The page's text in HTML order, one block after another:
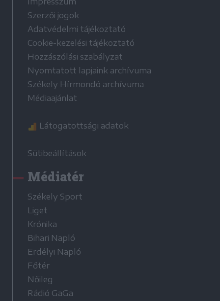
Szerzői jogok
Adatvédelmi tájékoztató
Cookie-kezelési tájékoztató
Hozzászólási szabályzat
Nyomtatott lapjaink archívuma
Székely Hírmondó archívuma
Médiaajánlat
Látogatottsági adatok
Sütibeállítások
Médiatér
Székely Sport
Liget
Krónika
Bihari Napló
Erdélyi Napló
Főtér
Nőileg
Rádió GaGa